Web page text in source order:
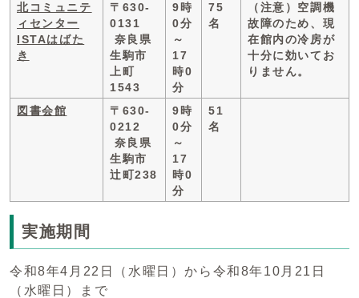
北コミュニテ
ィセンター
ISTAはばた
き
〒630-
0131
奈良県
生駒市
上町
1543
9時
0分
～
17
時0
分
75
名
（注意）空調機
故障のため、現
在館内の冷房が
十分に効いてお
りません。
図書会館
〒630-
0212
奈良県
生駒市
辻町238
9時
0分
～
17
時0
分
51
名
実施期間
令和8年4月22日（水曜日）から令和8年10月21日
（水曜日）まで